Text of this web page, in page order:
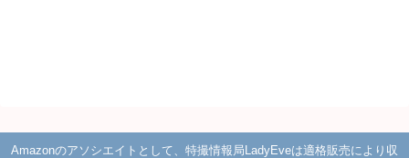
Amazonのアソシエイトとして、特撮情報局LadyEveは適格販売により収